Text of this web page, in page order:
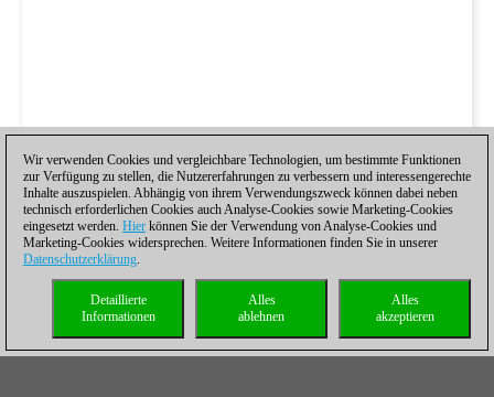
Wir verwenden Cookies und vergleichbare Technologien, um bestimmte Funktionen
zur Verfügung zu stellen, die Nutzererfahrungen zu verbessern und interessengerechte
Inhalte auszuspielen. Abhängig von ihrem Verwendungszweck können dabei neben
technisch erforderlichen Cookies auch Analyse-Cookies sowie Marketing-Cookies
eingesetzt werden. Hier können Sie der Verwendung von Analyse-Cookies und
Marketing-Cookies widersprechen. Weitere Informationen finden Sie in unserer
Datenschutzerklärung.
Alles
akzeptieren
Alles
ablehnen
Detaillierte
Informationen